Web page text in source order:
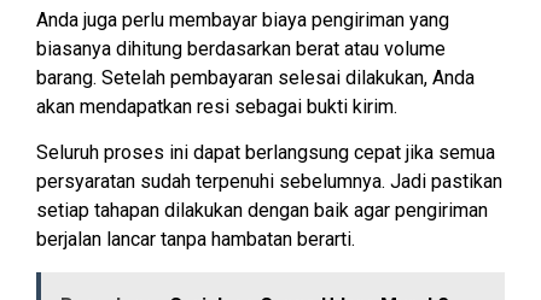
Anda juga perlu membayar biaya pengiriman yang
biasanya dihitung berdasarkan berat atau volume
barang. Setelah pembayaran selesai dilakukan, Anda
akan mendapatkan resi sebagai bukti kirim.
Seluruh proses ini dapat berlangsung cepat jika semua
persyaratan sudah terpenuhi sebelumnya. Jadi pastikan
setiap tahapan dilakukan dengan baik agar pengiriman
berjalan lancar tanpa hambatan berarti.